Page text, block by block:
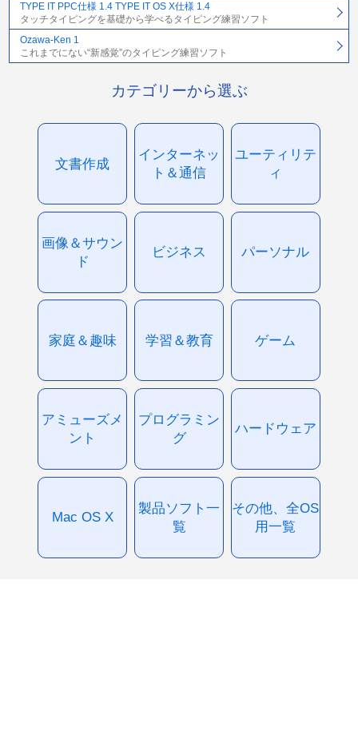
TYPE IT PPC仕様 1.4 TYPE IT OS X仕様 1.4
タッチタイピングを基礎から学べるタイピング練習ソフト
Ozawa-Ken 1
これまでにない“新感覚”のタイピング練習ソフト
カテゴリーから選ぶ
文書作成
インターネッ
ト＆通信
ユーティリテ
ィ
画像＆サウン
ド
ビジネス パーソナル
家庭＆趣味 学習＆教育 ゲーム
アミューズメ
ント
プログラミン
グ
ハードウェア
Mac OS X
製品ソフト一
覧
その他、全OS
用一覧